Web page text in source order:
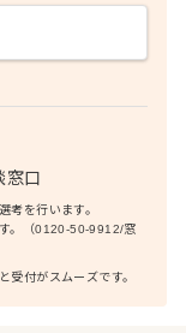
窓口
考を行います。
。（0120-50-9912/窓
付がスムーズです。